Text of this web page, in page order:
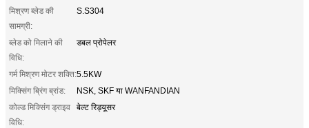
मिश्रण ब्लेड की
सामग्री:
S.S304
ब्लेड को मिलाने की
विधि:
डबल प्रोपेलर
गर्म मिश्रण मोटर शक्ति:5.5KW
मिक्सिंग ब्रिंग ब्रांड:
NSK, SKF या WANFANDIAN
कोल्ड मिक्सिंग ड्राइव
विधि:
बेल्ट रिड्यूसर